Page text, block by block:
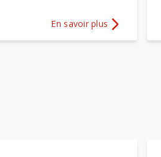
Plus d'informations sur
En savoir plus